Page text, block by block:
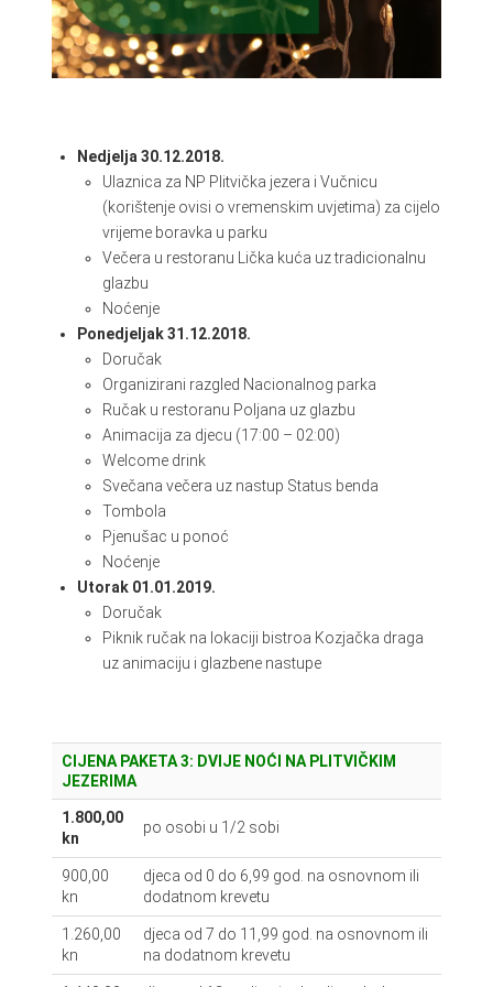
Nedjelja 30.12.2018.
Ulaznica za NP Plitvička jezera i Vučnicu
(korištenje ovisi o vremenskim uvjetima) za cijelo
vrijeme boravka u parku
Večera u restoranu Lička kuća uz tradicionalnu
glazbu
Noćenje
Ponedjeljak 31.12.2018.
Doručak
Organizirani razgled Nacionalnog parka
Ručak u restoranu Poljana uz glazbu
Animacija za djecu (17:00 – 02:00)
Welcome drink
Svečana večera uz nastup Status benda
Tombola
Pjenušac u ponoć
Noćenje
Utorak 01.01.2019.
Doručak
Piknik ručak na lokaciji bistroa Kozjačka draga
uz animaciju i glazbene nastupe
CIJENA PAKETA 3: DVIJE NOĆI NA PLITVIČKIM
JEZERIMA
1.800,00
kn
po osobi u 1/2 sobi
900,00
kn
djeca od 0 do 6,99 god. na osnovnom ili
dodatnom krevetu
1.260,00
kn
djeca od 7 do 11,99 god. na osnovnom ili
na dodatnom krevetu